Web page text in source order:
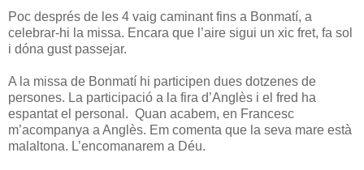
Poc després de les 4 vaig caminant fins a Bonmatí, a
celebrar-hi la missa. Encara que l’aire sigui un xic fret, fa sol
i dóna gust passejar.
A la missa de Bonmatí hi participen dues dotzenes de
persones. La participació a la fira d’Anglès i el fred ha
espantat el personal. Quan acabem, en Francesc
m’acompanya a Anglès. Em comenta que la seva mare està
malaltona. L’encomanarem a Déu.